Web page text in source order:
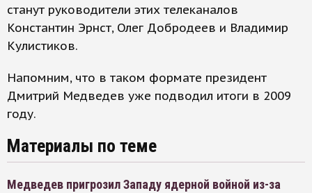
станут руководители этих телеканалов
Константин Эрнст, Олег Добродеев и Владимир
Кулистиков.
Напомним, что в таком формате президент
Дмитрий Медведев уже подводил итоги в 2009
году.
Материалы по теме
Медведев пригрозил Западу ядерной войной из-за